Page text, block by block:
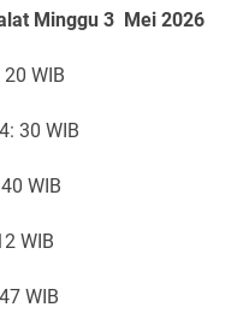
Minggu 3 Mei 2026
WIB
30 WIB
WIB
WIB
WIB